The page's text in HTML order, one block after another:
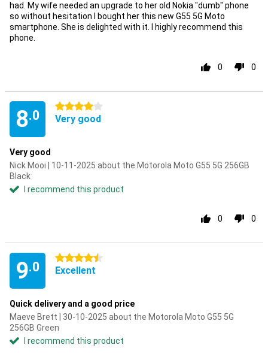
had. My wife needed an upgrade to her old Nokia "dumb" phone
so without hesitation I bought her this new G55 5G Moto
smartphone. She is delighted with it. I highly recommend this
phone.
0 0
8.0
4 stars
Very good
Very good
Nick Mooi | 10-11-2025 about the Motorola Moto G55 5G 256GB
Black
I recommend this product
0 0
9.0
4.5 stars
Excellent
Quick delivery and a good price
Maeve Brett | 30-10-2025 about the Motorola Moto G55 5G
256GB Green
I recommend this product